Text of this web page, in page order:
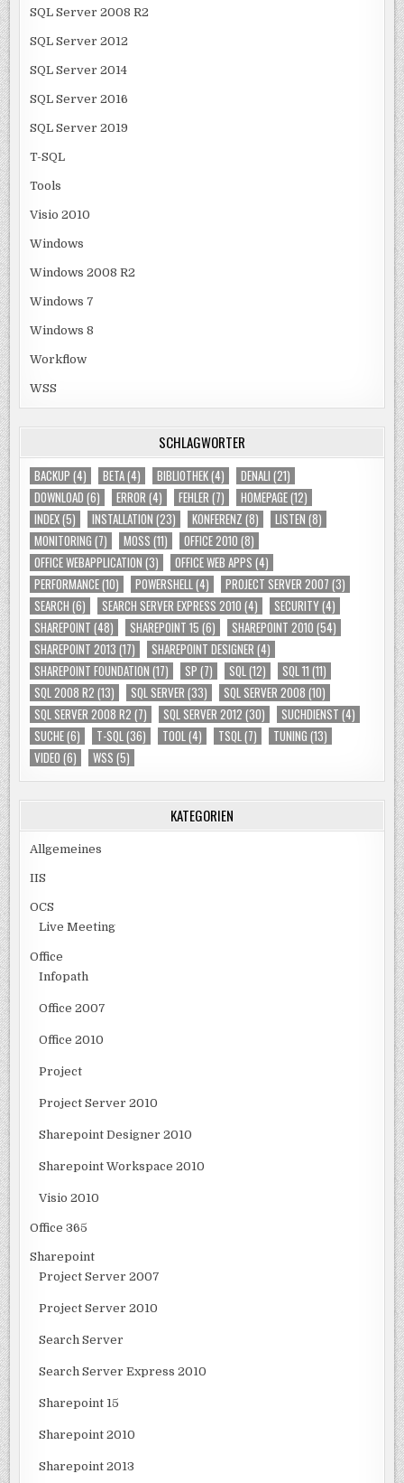
SQL Server 2008 R2
SQL Server 2012
SQL Server 2014
SQL Server 2016
SQL Server 2019
T-SQL
Tools
Visio 2010
Windows
Windows 2008 R2
Windows 7
Windows 8
Workflow
WSS
SCHLAGWÖRTER
BACKUP (4) BETA(4) BIBLIOTHEK(4) DENALI (21)
DOWNLOAD (6) ERROR (4) FEHLER (7) HOMEPAGE(12)
INDEX(5) INSTALLATION (23) KONFERENZ (8) LISTEN (8)
MONITORING (7) MOSS (11) OFFICE 2010 (8)
OFFICE WEBAPPLICATION (3) OFFICE WEB APPS (4)
PERFORMANCE(10) POWERSHELL (4) PROJECT SERVER 2007 (3)
SEARCH (6) SEARCH SERVER EXPRESS 2010 (4) SECURITY(4)
SHAREPOINT (48) SHAREPOINT 15 (6) SHAREPOINT 2010 (54)
SHAREPOINT 2013 (17) SHAREPOINT DESIGNER (4)
SHAREPOINT FOUNDATION (17) SP (7) SQL (12) SQL 11 (11)
SQL 2008 R2 (13) SQL SERVER (33) SQL SERVER 2008 (10)
SQL SERVER 2008 R2 (7) SQL SERVER 2012 (30) SUCHDIENST (4)
SUCHE(6) T-SQL (36) TOOL (4) TSQL (7) TUNING (13)
VIDEO (6) WSS (5)
KATEGORIEN
Allgemeines
IIS
OCS
Live Meeting
Office
Infopath
Office 2007
Office 2010
Project
Project Server 2010
Sharepoint Designer 2010
Sharepoint Workspace 2010
Visio 2010
Office 365
Sharepoint
Project Server 2007
Project Server 2010
Search Server
Search Server Express 2010
Sharepoint 15
Sharepoint 2010
Sharepoint 2013